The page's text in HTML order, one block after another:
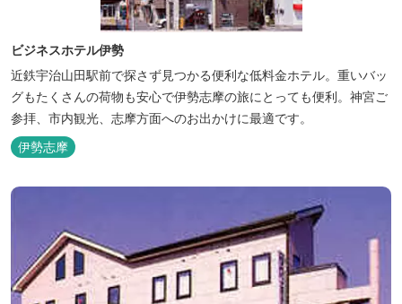
ビジネスホテル伊勢
近鉄宇治山田駅前で探さず見つかる便利な低料金ホテル。重いバッ
グもたくさんの荷物も安心で伊勢志摩の旅にとっても便利。神宮ご
参拝、市内観光、志摩方面へのお出かけに最適です。
伊勢志摩